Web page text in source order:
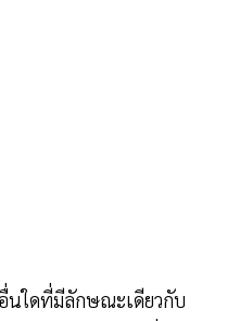
นใดที่มีลักษณะเดียวกับ